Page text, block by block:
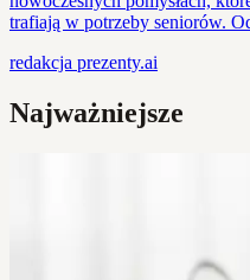
trafiają w potrzeby seniorów.
redakcja prezenty.ai
Najważniejsze